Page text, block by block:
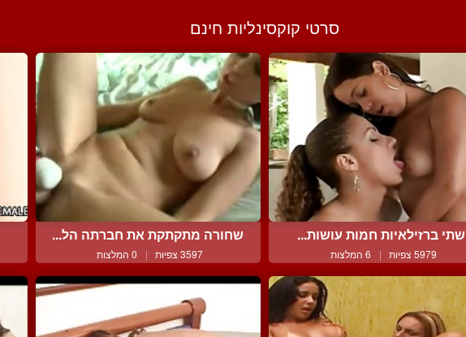
סרטי קוקסינליות חינם
שתי ברזילאיות חמות עושות...
5979 צפיות | 6 המלצות
שחורה מתקתקת את חברתה הל...
3597 צפיות | 0 המלצות